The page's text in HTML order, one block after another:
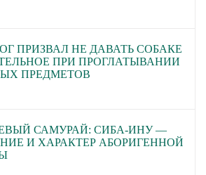
ПРИЗВАЛ НЕ ДАВАТЬ СОБАКЕ
ПРИ ПРОГЛАТЫВАНИИ
ПРЕДМЕТОВ
САМУРАЙ: СИБА-ИНУ —
И ХАРАКТЕР АБОРИГЕННОЙ